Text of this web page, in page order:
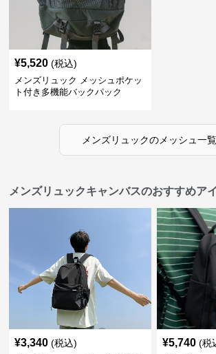
¥5,520 (税込)
メンズリュック メッシュポケッ
ト付き多機能バックパック
メンズリュックのメッシュ 一
メンズリュックキャンバスのおすすめア
¥3,340 (税込) ¥5,740 (税